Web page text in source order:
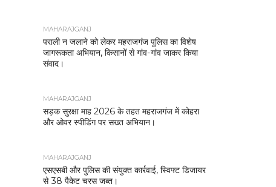
MAHARAJGANJ
पराली न जलाने को लेकर महराजगंज पुलिस का विशेष
जागरूकता अभियान, किसानों से गांव-गांव जाकर किया
संवाद।
MAHARAJGANJ
सड़क सुरक्षा माह 2026 के तहत महराजगंज में कोहरा
और ओवर स्पीडिंग पर सख्त अभियान।
MAHARAJGANJ
एसएसबी और पुलिस की संयुक्त कार्रवाई, स्विफ्ट डिजायर
से 38 पैकेट चरस जब्त।